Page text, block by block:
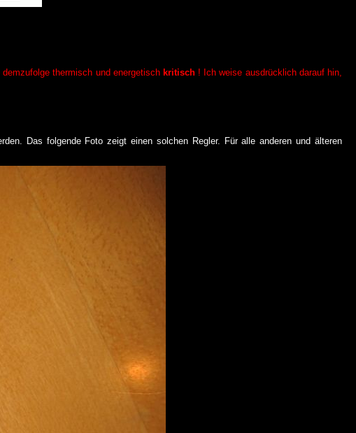
thermisch und energetisch kritisch! Ich weise ausdrücklich darauf hin,
Das folgende Foto zeigt einen solchen Regler. Für alle anderen und älteren